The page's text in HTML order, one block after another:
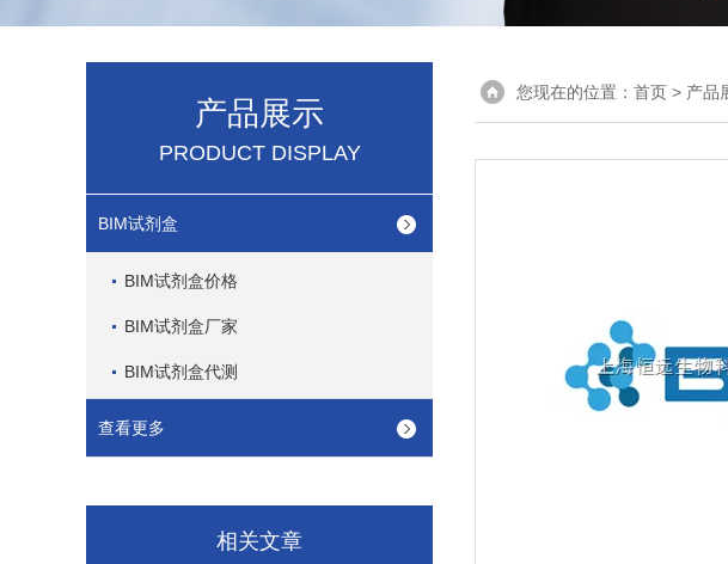
产品展示
PRODUCT DISPLAY
BIM试剂盒
BIM试剂盒价格
BIM试剂盒厂家
BIM试剂盒代测
查看更多
相关文章
您现在的位置： 首页 > 产品